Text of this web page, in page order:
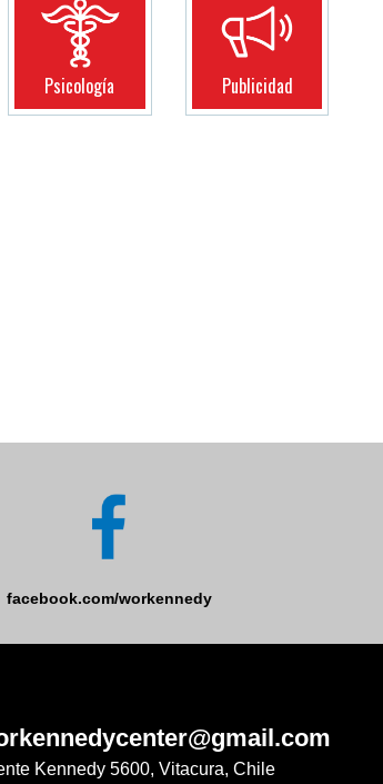
Psicología Publicidad
facebook.com/workennedy
Kennedy 5600, Vitacura, Chile